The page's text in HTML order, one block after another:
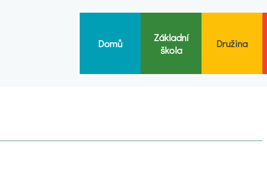
Domů
Základní
škola
Družina